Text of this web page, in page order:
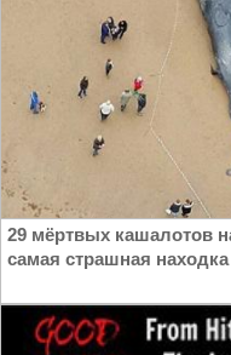
29 мёpтвых кашалотов
самая страшная